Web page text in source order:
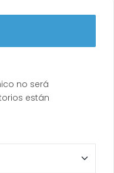
no será
están